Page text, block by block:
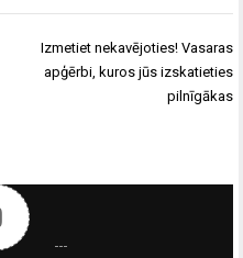
Izmetiet nekavējoties! Vasaras
apģērbi, kuros jūs izskatieties
pilnīgākas